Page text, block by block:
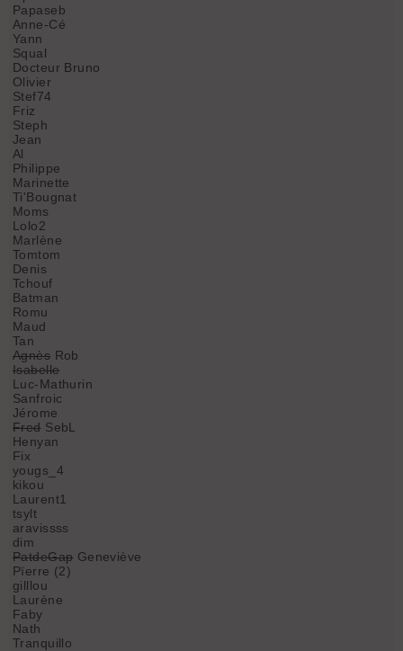
Papaseb
Anne-Cé
Yann
Squal
Docteur Bruno
Olivier
Stef74
Friz
Steph
Jean
Al
Philippe
Marinette
Ti'Bougnat
Moms
Lolo2
Marlène
Tomtom
Denis
Tchouf
Batman
Romu
Maud
Tan
Agnès Rob
Isabelle
Luc-Mathurin
Sanfroic
Jérome
FredSebL
Henyan
Fix
yougs_4
kikou
Laurent1
tsylt
aravissss
dim
PatdeGap Geneviève
Pïerre (2)
gilllou
Laurène
Faby
Nath
Tranquillo